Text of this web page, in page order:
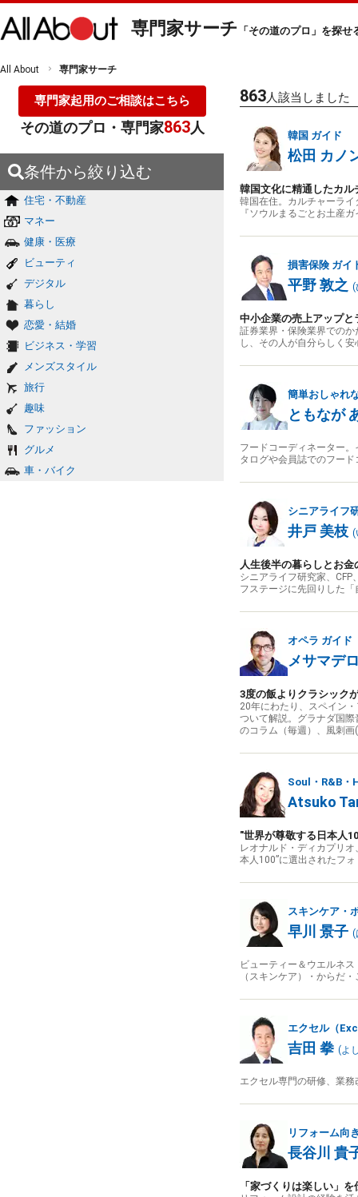
専門家サーチ 「その道のプロ」を探せ
All About 専門家サーチ
専門家起用のご相談はこちら
その道のプロ・専門家863人
条件から絞り込む
住宅・不動産
マネー
健康・医療
ビューティ
デジタル
暮らし
恋愛・結婚
ビジネス・学習
メンズスタイル
旅行
趣味
ファッション
グルメ
車・バイク
863人該当しました
韓国 ガイド
松田 カノ
韓国文化に精通したカ
韓国在住。カルチャーラ
『ソウルまるごとお土産
損害保険 ガイ
平野 敦之 (
中小企業の売上アップ
証券業界・保険業界での
し、その人が自分らしく
簡単おしゃれ
ともなが
フードコーディネーター
タログや会員誌でのフー
シニアライフ
井戸 美枝 (
人生後半の暮らしとお
シニアライフ研究家、
フステージに先回りした
オペラ ガイド
メサマデ
3度の飯よりクラシック
20年にわたり、スペイン
ついて解説。グラナダ国
のコラム（毎週）、風刺
Soul・R&B・
Atsuko
"世界が尊敬する日本人
レオナルド・ディカプリ
本人100”に選出されたフ
スキンケア・
早川 景子 (
ビューティー＆ウエルネ
（スキンケア）・からだ
エクセル（
吉田 拳 (よ
エクセル専門の研修、業
リフォーム向
長谷川 貴
「家づくりは楽しい」